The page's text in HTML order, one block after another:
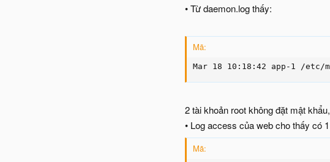
• Từ daemon.log thấy:
Mã:
Mar 18 10:18:42 app-1 /etc/
2 tài khoản root không đặt mật
• Log access của web cho thấy có
Mã: